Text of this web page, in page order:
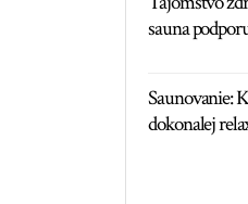
sauna
Saunovanie:
dokonalej